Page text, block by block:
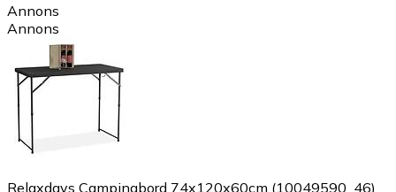
Annons
Annons
Relaxdays Campingbord 74x120x60cm (10049590_46)